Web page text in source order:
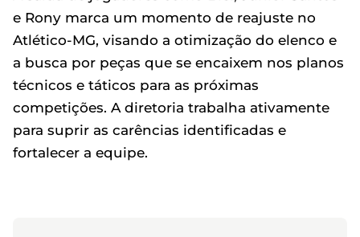
e Rony marca um momento de reajuste no
Atlético-MG, visando a otimização do elenco e
a busca por peças que se encaixem nos planos
técnicos e táticos para as próximas
competições. A diretoria trabalha ativamente
para suprir as carências identificadas e
fortalecer a equipe.